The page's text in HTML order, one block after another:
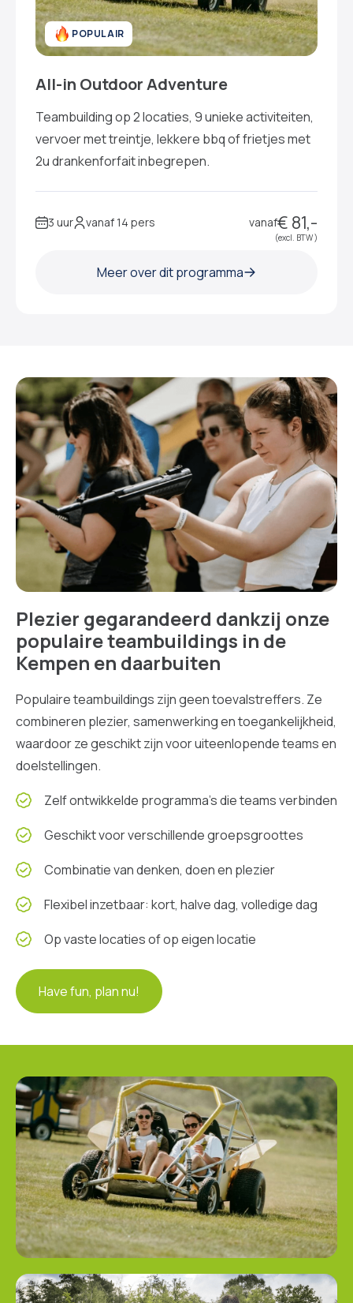
POPULAIR
All-in Outdoor Adventure
Teambuilding op 2 locaties, 9 unieke activiteiten,
vervoer met treintje, lekkere bbq of frietjes met
2u drankenforfait inbegrepen.
3 uur vanaf 14 pers vanaf€ 81,-
(excl. BTW )
Meer over dit programma
Plezier gegarandeerd dankzij onze
populaire teambuildings in de
Kempen en daarbuiten
Populaire teambuildings zijn geen toevalstreffers. Ze
combineren plezier, samenwerking en toegankelijkheid,
waardoor ze geschikt zijn voor uiteenlopende teams en
doelstellingen.
Zelf ontwikkelde programma’s die teams verbinden
Geschikt voor verschillende groepsgroottes
Combinatie van denken, doen en plezier
Flexibel inzetbaar: kort, halve dag, volledige dag
Op vaste locaties of op eigen locatie
Have fun, plan nu!